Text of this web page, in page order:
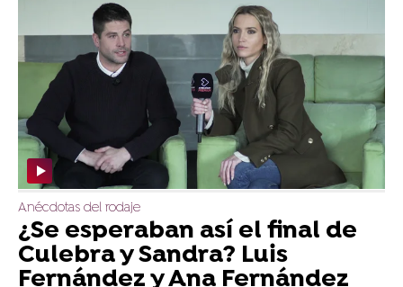
Anécdotas del rodaje
¿Se esperaban así el final de
Culebra y Sandra? Luis
Fernández y Ana Fernández